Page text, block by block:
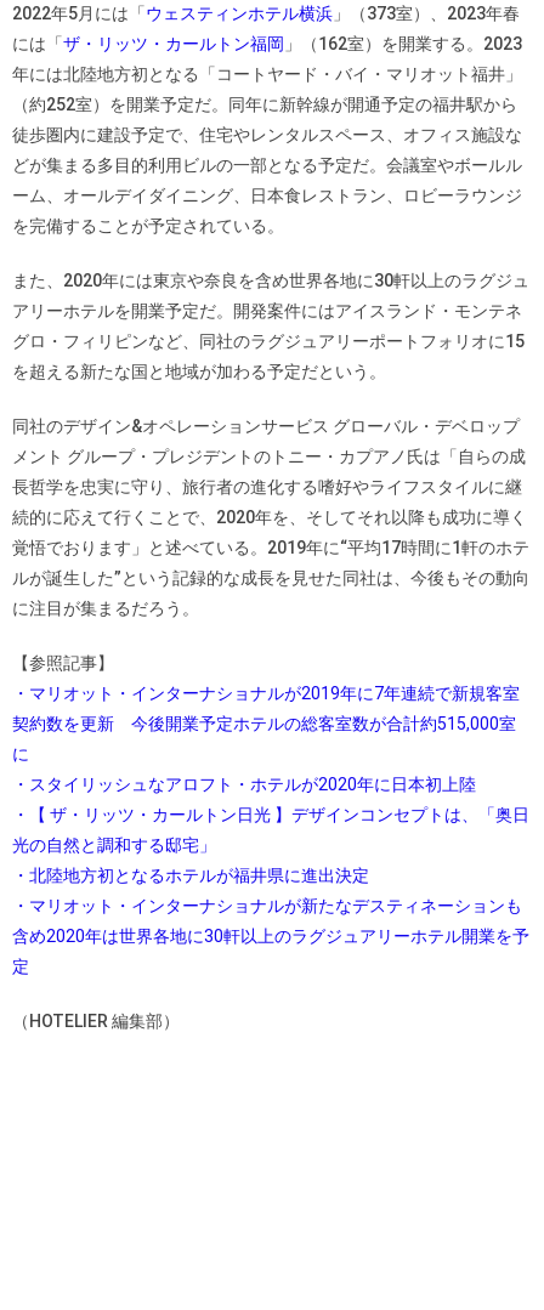
2022年5月には「ウェスティンホテル横浜 」（373室）、2023年春
には「ザ・リッツ・カールトン福岡 」（162室）を開業する。2023
年には北陸地方初となる「コートヤード・バイ・マリオット福井」
（約252室）を開業予定だ。同年に新幹線が開通予定の福井駅から
徒歩圏内に建設予定で、住宅やレンタルスペース、オフィス施設な
どが集まる多目的利用ビルの一部となる予定だ。会議室やボールル
ーム、オールデイダイニング、日本食レストラン、ロビーラウンジ
を完備することが予定されている。
また、2020年には東京や奈良を含め世界各地に30軒以上のラグジュ
アリーホテルを開業予定だ。開発案件にはアイスランド・モンテネ
グロ・フィリピンなど、同社のラグジュアリーポートフォリオに15
を超える新たな国と地域が加わる予定だという。
同社のデザイン&オペレーションサービス グローバル・デベロップ
メント グループ・プレジデントのトニー・カプアノ氏は「自らの成
長哲学を忠実に守り、旅行者の進化する嗜好やライフスタイルに継
続的に応えて行くことで、2020年を、そしてそれ以降も成功に導く
覚悟でおります」と述べている。2019年に“平均17時間に1軒のホテ
ルが誕生した”という記録的な成長を見せた同社は、今後もその動向
に注目が集まるだろう。
【参照記事】
・マリオット・インターナショナルが2019年に7年連続で新規客室
契約数を更新 今後開業予定ホテルの総客室数が合計約515,000室
に
・スタイリッシュなアロフト・ホテルが2020年に日本初上陸
・【 ザ・リッツ・カールトン日光 】デザインコンセプトは、「奥日
光の自然と調和する邸宅」
・北陸地方初となるホテルが福井県に進出決定
・マリオット・インターナショナルが新たなデスティネーションも
含め2020年は世界各地に30軒以上のラグジュアリーホテル開業を予
定
（HOTELIER 編集部）